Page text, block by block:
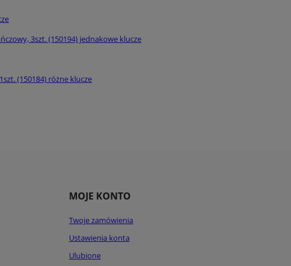
3szt. (150194) jednakowe klucze
(150184) różne klucze
MOJE KONTO
Twoje zamówienia
Ustawienia konta
Ulubione